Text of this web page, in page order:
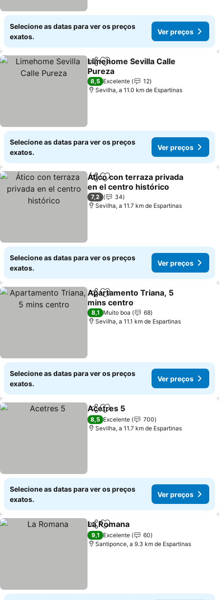
Selecione as datas para ver os preços
exatos.
Ver preços
PartilharAdicionar aos favoritos
Limehome Sevilla Calle
Pureza
Ver preços
8,5 Excelente
12
Sevilha, a 11.0 km de Espartinas
Selecione as datas para ver os preços
exatos.
Ver preços
PartilharAdicionar aos favoritos
Ático con terraza privada
en el centro histórico
Ver preços
7,2
34
Sevilha, a 11.7 km de Espartinas
Selecione as datas para ver os preços
exatos.
Ver preços
PartilharAdicionar aos favoritos
Apartamento Triana, 5
mins centro
Ver preços
8,1 Muito boa
68
Sevilha, a 11.1 km de Espartinas
Selecione as datas para ver os preços
exatos.
Ver preços
PartilharAdicionar aos favoritos
Acetres 5
8,5 Excelente
700
Sevilha, a 11.7 km de Espartinas
Selecione as datas para ver os preços
exatos.
Ver preços
PartilharAdicionar aos favoritos
La Romana
9,1 Excelente
60
Santiponce, a 9.3 km de Espartinas